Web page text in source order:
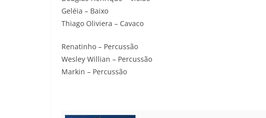
Geléia – Baixo
Thiago Oliviera – Cavaco
Renatinho – Percussão
Wesley Willian – Percussão
Markin – Percussão